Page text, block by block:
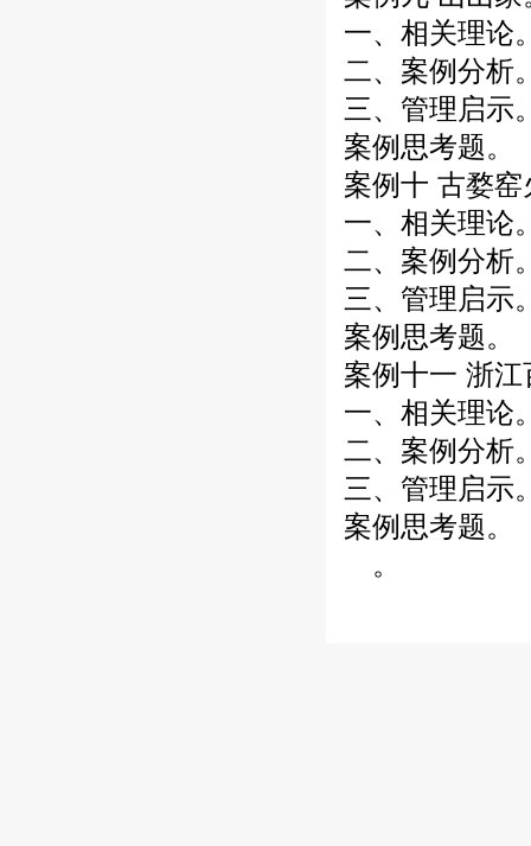
一、相关理论
二、案例分析
三、管理启示
案例思考题。
案例十 古婺窑
一、相关理论
二、案例分析
三、管理启示
案例思考题。
案例十一 浙
一、相关理论
二、案例分析
三、管理启示
案例思考题。
。